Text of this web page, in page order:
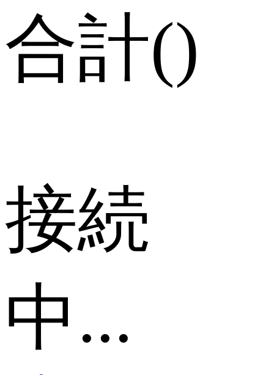
合計()
接続
中...